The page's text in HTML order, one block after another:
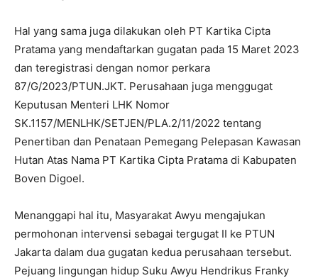
Hal yang sama juga dilakukan oleh PT Kartika Cipta
Pratama yang mendaftarkan gugatan pada 15 Maret 2023
dan teregistrasi dengan nomor perkara
87/G/2023/PTUN.JKT. Perusahaan juga menggugat
Keputusan Menteri LHK Nomor
SK.1157/MENLHK/SETJEN/PLA.2/11/2022 tentang
Penertiban dan Penataan Pemegang Pelepasan Kawasan
Hutan Atas Nama PT Kartika Cipta Pratama di Kabupaten
Boven Digoel.
Menanggapi hal itu, Masyarakat Awyu mengajukan
permohonan intervensi sebagai tergugat II ke PTUN
Jakarta dalam dua gugatan kedua perusahaan tersebut.
Pejuang lingungan hidup Suku Awyu Hendrikus Franky